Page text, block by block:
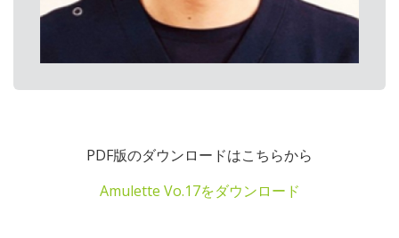
PDF版のダウンロードはこちらから
Amulette Vo.17をダウンロード